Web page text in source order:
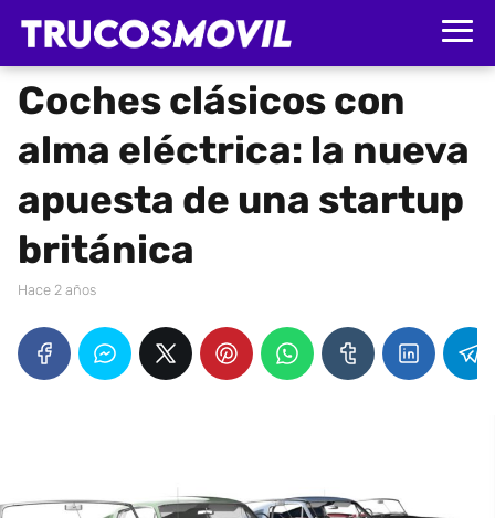
Coches clásicos con
alma eléctrica: la nueva
apuesta de una startup
británica
hace 2 años